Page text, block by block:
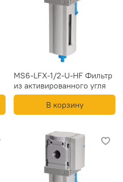
MS6-LFX-1/2-U-HF Фильтр
из активированного угля
В корзину